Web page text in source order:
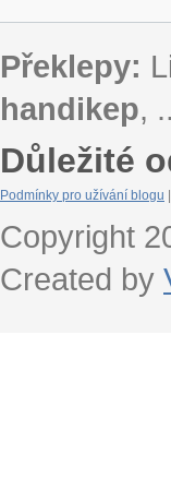
Překlepy:
handikep,
Důležité
Podmínky pro užívání blogu
Copyright
Created by